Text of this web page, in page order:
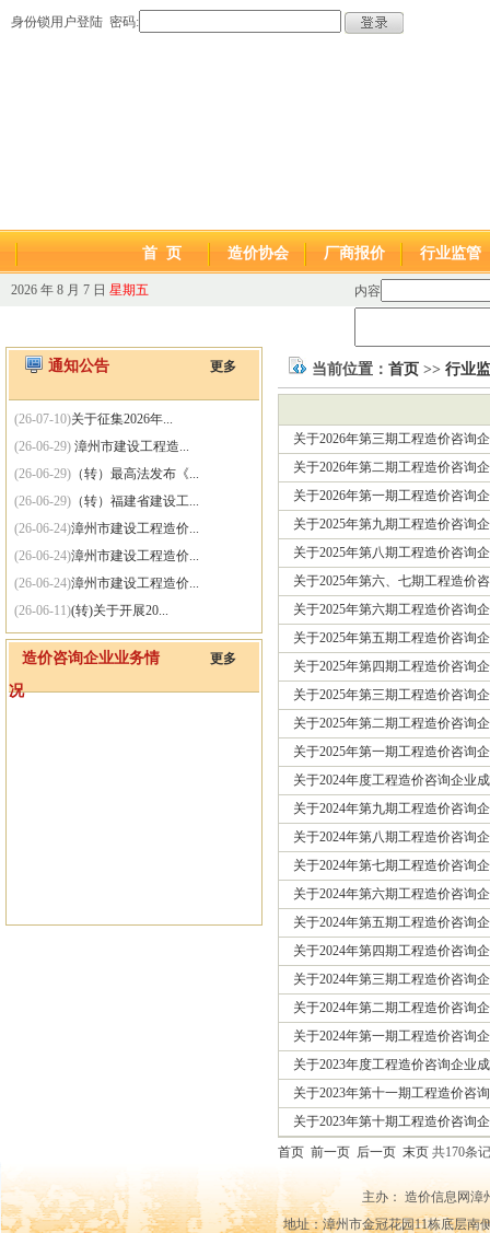
身份锁用户登陆 密码:
首 页 造价协会 厂商报价 行业监管
2026 年 8 月 7 日 星期五 内容
通知公告 更多
(26-07-10)关于征集2026年...
(26-06-29) 漳州市建设工程造...
(26-06-29) （转）最高法发布《...
(26-06-29) （转）福建省建设工...
(26-06-24)漳州市建设工程造价...
(26-06-24)漳州市建设工程造价...
(26-06-24)漳州市建设工程造价...
(26-06-11)(转)关于开展20...
(26-06-11)（转）漳州市住房和...
(26-06-01)(转)住房城乡建设...
(25-09-30)关于网站系统维护的通知
造价咨询企业业务情
况
更多
当前位置： 首页 >> 行业
关于2026年第三期工程造价咨询
关于2026年第二期工程造价咨询
关于2026年第一期工程造价咨询
关于2025年第九期工程造价咨询
关于2025年第八期工程造价咨询
关于2025年第六、七期工程造价
关于2025年第六期工程造价咨询
关于2025年第五期工程造价咨询
关于2025年第四期工程造价咨询
关于2025年第三期工程造价咨询
关于2025年第二期工程造价咨询
关于2025年第一期工程造价咨询
关于2024年度工程造价咨询企业
关于2024年第九期工程造价咨询
关于2024年第八期工程造价咨询
关于2024年第七期工程造价咨询
关于2024年第六期工程造价咨询
关于2024年第五期工程造价咨询
关于2024年第四期工程造价咨询
关于2024年第三期工程造价咨询
关于2024年第二期工程造价咨询
关于2024年第一期工程造价咨询
关于2023年度工程造价咨询企业
关于2023年第十一期工程造价咨
关于2023年第十期工程造价咨询
首页 前一页 后一页 末页 共170条
主办： 造价信息网
地址：漳州市金冠花园11栋底层南